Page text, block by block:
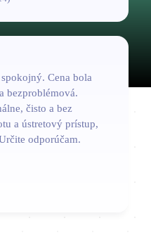
Cena bola
bezproblémová.
čisto a bez
a ústretový prístup,
odporúčam.